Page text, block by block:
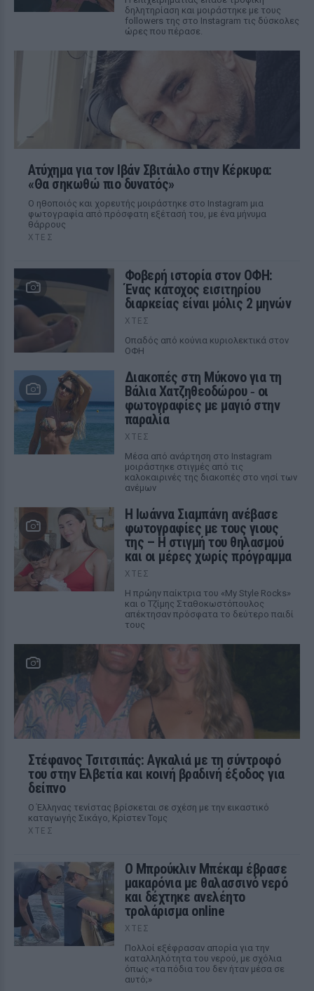
δηλητηρίαση και μοιράστηκε με τους
followers της στο Instagram τις δύσκολες
ώρες που πέρασε.
Ατύχημα για τον Ιβάν Σβιτάιλο στην Κέρκυρα:
«Θα σηκωθώ πιο δυνατός»
Ο ηθοποιός και χορευτής μοιράστηκε στο Instagram μια
φωτογραφία από πρόσφατη εξέτασή του, με ένα μήνυμα
θάρρους
ΧΤΕΣ
Φοβερή ιστορία στον ΟΦΗ:
Ένας κάτοχος εισιτηρίου
διαρκείας είναι μόλις 2 μηνών
ΧΤΕΣ
Οπαδός από κούνια κυριολεκτικά στον
ΟΦΗ
Διακοπές στη Μύκονο για τη
Βάλια Χατζηθεοδώρου ‑ οι
φωτογραφίες με μαγιό στην
παραλία
ΧΤΕΣ
Μέσα από ανάρτηση στο Instagram
μοιράστηκε στιγμές από τις
καλοκαιρινές της διακοπές στο νησί των
ανέμων
H Ιωάννα Σιαμπάνη ανέβασε
φωτογραφίες με τους γιους
της – Η στιγμή του θηλασμού
και οι μέρες χωρίς πρόγραμμα
ΧΤΕΣ
Η πρώην παίκτρια του «My Style Rocks»
και ο Τζίμης Σταθοκωστόπουλος
απέκτησαν πρόσφατα το δεύτερο παιδί
τους
Στέφανος Τσιτσιπάς: Αγκαλιά με τη σύντροφό
του στην Ελβετία και κοινή βραδινή έξοδος για
δείπνο
Ο Έλληνας τενίστας βρίσκεται σε σχέση με την εικαστικό
καταγωγής Σικάγο, Κρίστεν Τομς
ΧΤΕΣ
Ο Μπρούκλιν Μπέκαμ έβρασε
μακαρόνια με θαλασσινό νερό
και δέχτηκε ανελέητο
τρολάρισμα online
ΧΤΕΣ
Πολλοί εξέφρασαν απορία για την
καταλληλότητα του νερού, με σχόλια
όπως «τα πόδια του δεν ήταν μέσα σε
αυτό;»